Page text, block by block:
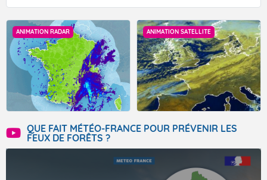
ANIMATION RADAR ANIMATION SATELLITE
QUE FAIT MÉTÉO-FRANCE POUR PRÉVENIR LES
FEUX DE FORÊTS ?